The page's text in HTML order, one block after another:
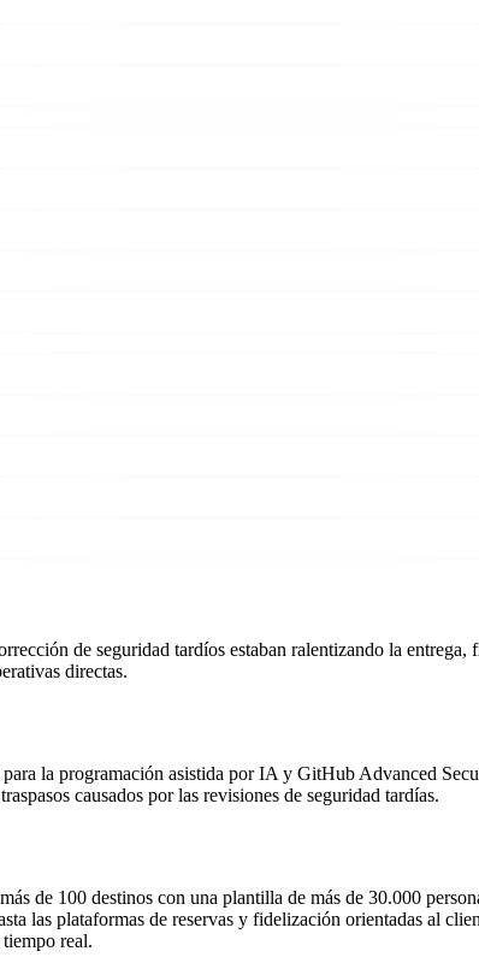
de seguridad tardíos estaban ralentizando la
directas.
la programación asistida por IA y GitHub Advanced
causados por las revisiones de seguridad tardías.
de 100 destinos con una plantilla de más de 30.000
las plataformas de reservas y fidelización orientadas al
real.